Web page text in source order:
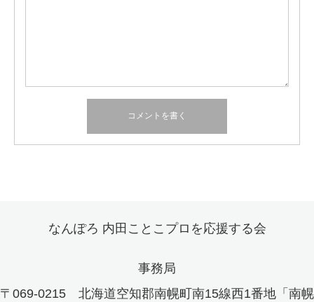
なんぽろ 内田ことこプロを応援する会
事務局
〒069-0215 北海道空知郡南幌町南15線西1番地「南幌